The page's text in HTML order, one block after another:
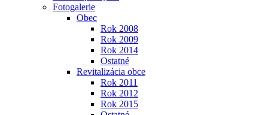
Fotogalerie
Obec
Rok 2008
Rok 2009
Rok 2014
Ostatné
Revitalizácia obce
Rok 2011
Rok 2012
Rok 2015